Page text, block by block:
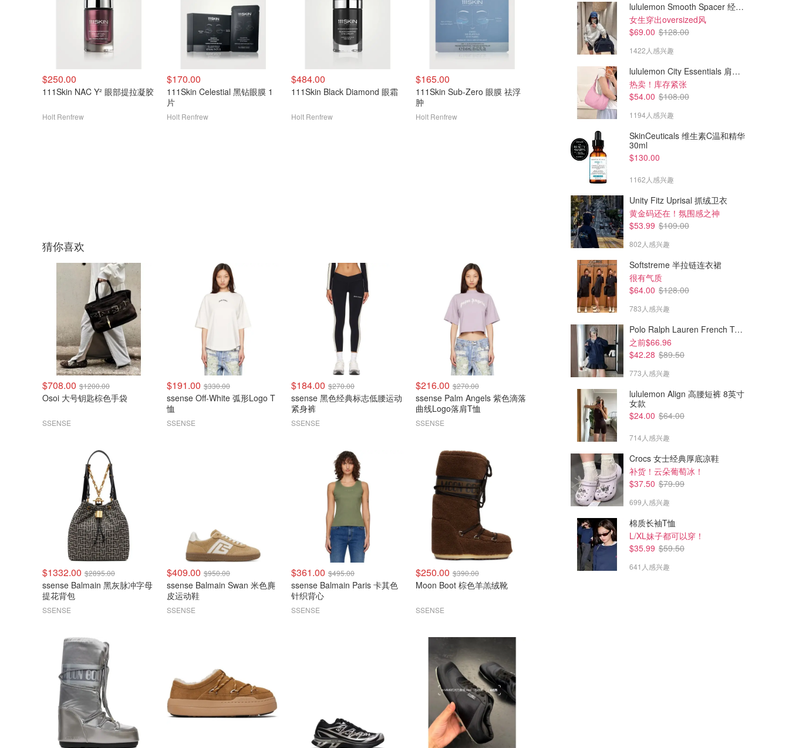
$250.00
111Skin NAC Y² 眼部提拉凝胶
Holt Renfrew
$170.00
111Skin Celestial 黑钻眼膜 1
片
Holt Renfrew
$484.00
111Skin Black Diamond 眼霜
Holt Renfrew
$165.00
111Skin Sub-Zero 眼膜 祛浮
肿
Holt Renfrew
111Skin Y疗愈修护精华液
Holt Renfrew
$450.00
111Skin NAC Y² 修护精华液
Holt Renfrew
猜你喜欢
$708.00 $1200.00
Osoi 大号钥匙棕色手袋
SSENSE
$191.00 $330.00
ssense Off-White 弧形Logo T
恤
SSENSE
$184.00 $270.00
ssense 黑色经典标志低腰运动
紧身裤
SSENSE
$216.00 $270.00
ssense Palm Angels 紫色滴落
曲线Logo落肩T恤
SSENSE
$1332.00 $2895.00
ssense Balmain 黑灰脉冲字母
提花背包
SSENSE
$409.00 $950.00
ssense Balmain Swan 米色麂
皮运动鞋
SSENSE
$361.00 $495.00
ssense Balmain Paris 卡其色
针织背心
SSENSE
$250.00 $390.00
Moon Boot 棕色羊羔绒靴
SSENSE
lululemon Smooth Spacer 经典卫衣
女生穿出oversized风
$69.00 $128.00
1422人感兴趣
lululemon City Essentials 肩背包 4L
热卖！库存紧张
$54.00 $108.00
1194人感兴趣
SkinCeuticals 维生素C温和精华
30ml
$130.00
1162人感兴趣
Unity Fitz Uprisal 抓绒卫衣
黄金码还在！氛围感之神
$53.99 $109.00
802人感兴趣
Softstreme 半拉链连衣裙
很有气质
$64.00 $128.00
783人感兴趣
Polo Ralph Lauren French Terry 女童连帽卫衣 7-16码
之前$66.96
$42.28 $89.50
773人感兴趣
lululemon Align 高腰短裤 8英寸
女款
$24.00 $64.00
714人感兴趣
Crocs 女士经典厚底凉鞋
补货！云朵葡萄冰！
$37.50 $79.99
699人感兴趣
棉质长袖T恤
L/XL妹子都可以穿！
$35.99 $59.50
641人感兴趣